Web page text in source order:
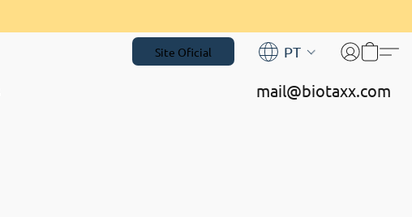
Site Oficial PT
mail@biotaxx.com